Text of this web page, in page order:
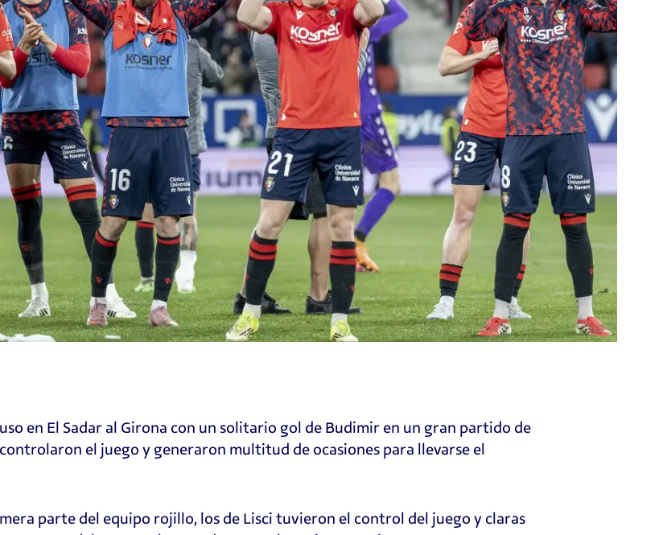
en El Sadar al Girona con un solitario gol de Budimir en un gran partido de
el juego y generaron multitud de ocasiones para llevarse el
parte del equipo rojillo, los de Lisci tuvieron el control del juego y claras